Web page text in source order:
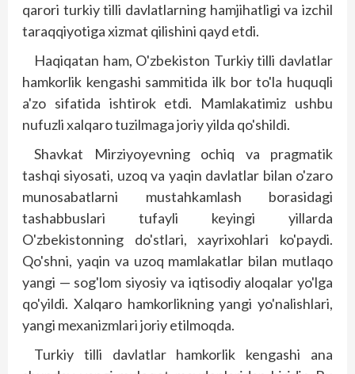
qarori turkiy tilli davlatlarning hamjihatligi va izchil
taraqqiyotiga xizmat qilishini qayd etdi.
Haqiqatan ham, O'zbekiston Turkiy tilli davlatlar
hamkorlik kengashi sammitida ilk bor to'la huquqli
a'zo sifatida ishtirok etdi. Mamlakatimiz ushbu
nufuzli xalqaro tuzilmaga joriy yilda qo'shildi.
Shavkat Mirziyoyevning ochiq va pragmatik
tashqi siyosati, uzoq va yaqin davlatlar bilan o'zaro
munosabatlarni mustahkamlash borasidagi
tashabbuslari tufayli keyingi yillarda
O'zbekistonning do'stlari, xayrixohlari ko'paydi.
Qo'shni, yaqin va uzoq mamlakatlar bilan mutlaqo
yangi — sog'lom siyosiy va iqtisodiy aloqalar yo'lga
qo'yildi. Xalqaro hamkorlikning yangi yo'nalishlari,
yangi mexanizmlari joriy etilmoqda.
Turkiy tilli davlatlar hamkorlik kengashi ana